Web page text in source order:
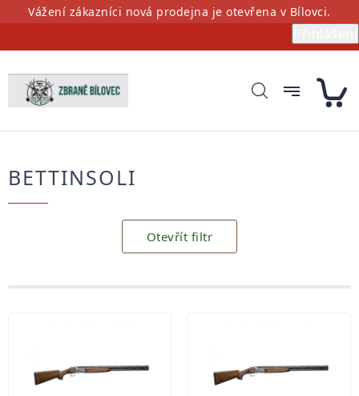
PřejítVážení zákazníci nová prodejna je otevřena v Bílovci.
BETTINSOLI
Otevřít filtr